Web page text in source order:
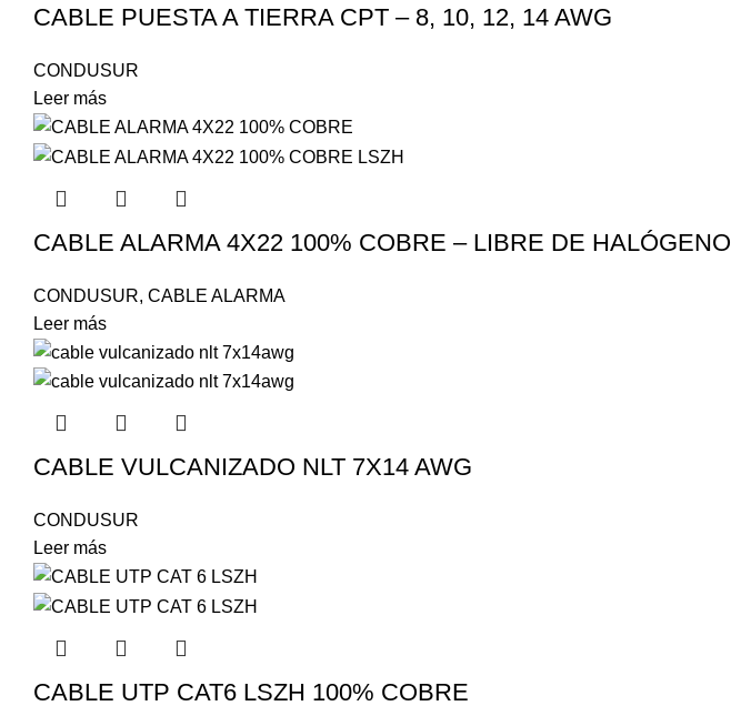
CABLE PUESTA A TIERRA CPT – 8, 10, 12, 14 AWG
CONDUSUR
Leer más
CABLE ALARMA 4X22 100% COBRE – LIBRE DE HALÓGENO
CONDUSUR, CABLE ALARMA
Leer más
CABLE VULCANIZADO NLT 7X14 AWG
CONDUSUR
Leer más
CABLE UTP CAT6 LSZH 100% COBRE